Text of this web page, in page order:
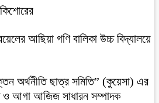
আছিয়া গণি বালিকা উচ্চ বিদ্যালয়ে
অর্থনীতি ছাত্র সমিতি” (কুয়েসা) এর
ও আগা আজিজ সাধারন সম্পাদক